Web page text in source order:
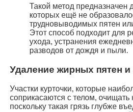
Такой метод предназначен
которых ещё не
трудновыводимых пятен
Этот способ подходит для
ухода, устранения
разводов от дождя и пыли.
Удаление жирных пятен и
Участки курточки, которые
соприкасаются с телом,
поскольку такая грязь глубже